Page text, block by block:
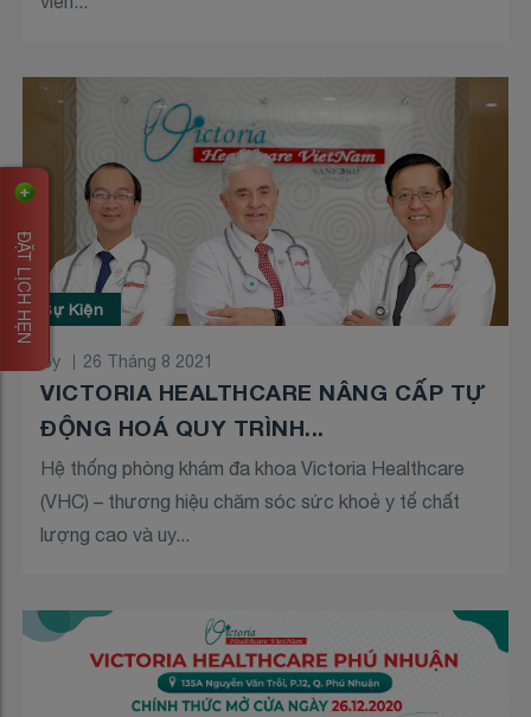
Sự Kiện
By 26 Tháng 8 2021
VICTORIA HEALTHCARE NÂNG CẤP TỰ
ĐỘNG HOÁ QUY TRÌNH...
Hệ thống phòng khám đa khoa Victoria Healthcare
(VHC) – thương hiệu chăm sóc sức khoẻ y tế chất
lượng cao và uy...
ĐẶT LỊCH HẸN